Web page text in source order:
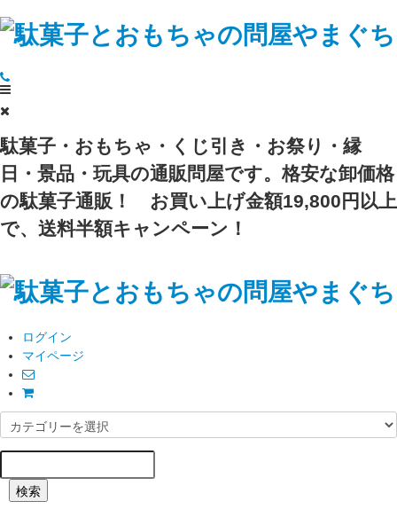
駄菓子・おもちゃ・くじ引き・お祭り・縁
日・景品・玩具の通販問屋です。格安な卸価格
の駄菓子通販！
お買い上げ金額19,800円以上
で、送料半額キャンペーン！
ログイン
マイページ
検索